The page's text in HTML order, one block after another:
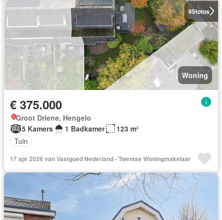
95fotos
Woning
€ 375.000
Groot Driene, Hengelo
5 Kamers
1 Badkamer
123 m²
Tuin
17 apr 2026 van Vastgoed Nederland - Twentse Woningmakelaar